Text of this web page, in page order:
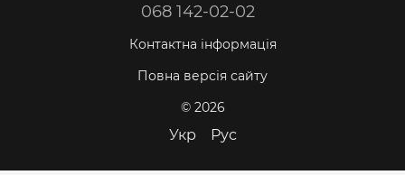
068 142-02-02
Контактна інформація
Повна версія сайту
© 2026
Укр Рус